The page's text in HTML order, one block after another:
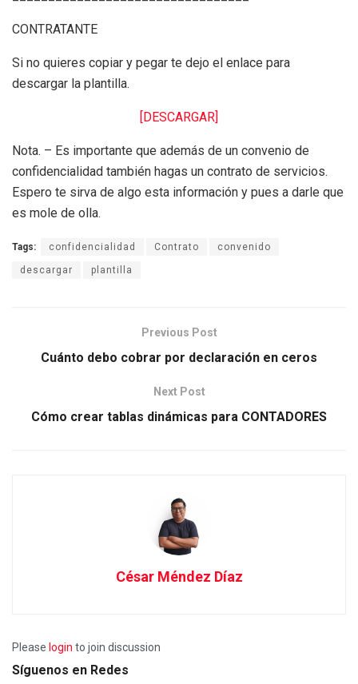
CONTRATANTE
Si no quieres copiar y pegar te dejo el enlace para
descargar la plantilla.
[DESCARGAR]
Nota. – Es importante que además de un convenio de
confidencialidad también hagas un contrato de servicios.
Espero te sirva de algo esta información y pues a darle que
es mole de olla.
Tags: confidencialidad Contrato convenido
descargar plantilla
Previous Post
Cuánto debo cobrar por declaración en ceros
Next Post
Cómo crear tablas dinámicas para CONTADORES
César Méndez Díaz
Please login to join discussion
Síguenos en Redes